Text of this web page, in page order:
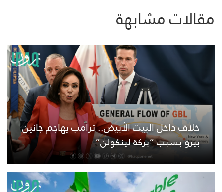
مقالات مشابهة
خلاف داخل البيت الأبيض.. ترامب يهاجم جانين
بيرو بسبب “بركة لينكولن”